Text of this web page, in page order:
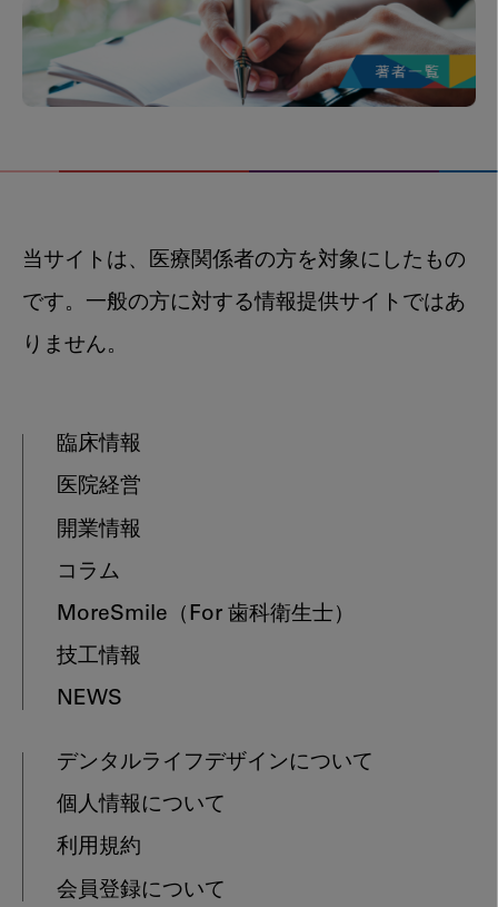
当サイトは、医療関係者の方を対象にしたもの
です。一般の方に対する情報提供サイトではあ
りません。
臨床情報
医院経営
開業情報
コラム
MoreSmile （For 歯科衛生士）
技工情報
NEWS
デンタルライフデザインについて
個人情報について
利用規約
会員登録について